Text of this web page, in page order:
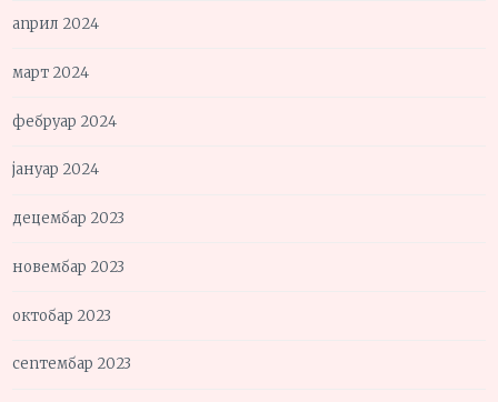
април 2024
март 2024
фебруар 2024
јануар 2024
децембар 2023
новембар 2023
октобар 2023
септембар 2023